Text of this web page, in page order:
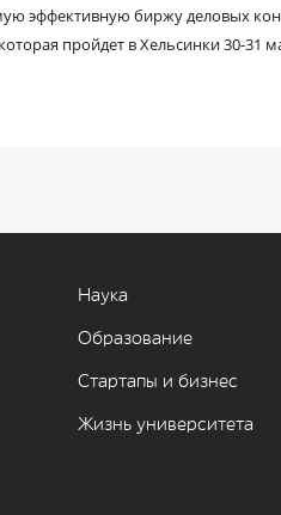
эффективную биржу деловых
пройдет в Хельсинки 30-31
Наука
Образование
Стартапы и бизнес
Жизнь университета